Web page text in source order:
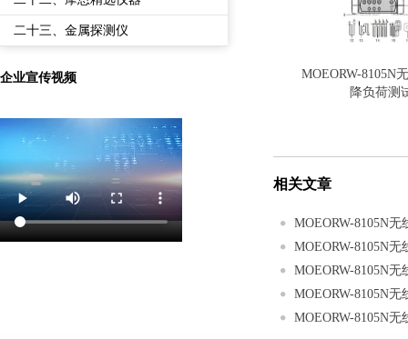
二十三、金属探测仪
企业宣传视频
MOEORW-8105N
降负荷测
相关文章